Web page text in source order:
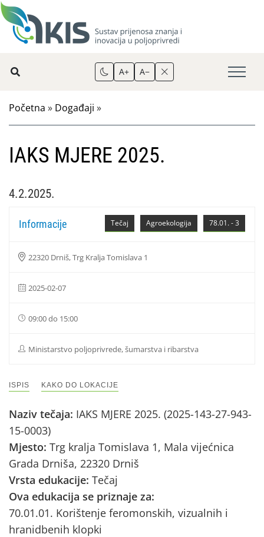
A+ A−
Početna » Događaji »
IAKS MJERE 2025.
4.2.2025.
78.01. - 3
Agroekologija
Tečaj
Informacije
22320 Drniš, Trg Kralja Tomislava 1
2025-02-07
09:00 do 15:00
Ministarstvo poljoprivrede, šumarstva i ribarstva
ISPIS KAKO DO LOKACIJE
Naziv tečaja: IAKS MJERE 2025. (2025-143-27-943-
15-0003)
Mjesto: Trg kralja Tomislava 1, Mala vijećnica
Grada Drniša, 22320 Drniš
Vrsta edukacije: Tečaj
Ova edukacija se priznaje za:
70.01.01. Korištenje feromonskih, vizualnih i
hranidbenih klopki